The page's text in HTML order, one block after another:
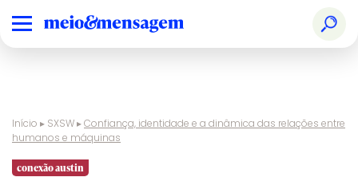
Início ▸ SXSW▸Confiança, identidade e a dinâmica das relações entre
humanos e máquinas
conexão austin